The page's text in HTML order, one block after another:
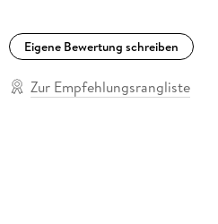
Eigene Bewertung schreiben
Zur Empfehlungsrangliste